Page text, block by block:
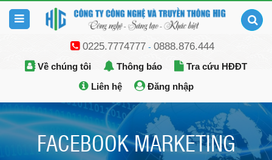
0225.7774777- 0888.876.444
Về chúng tôi Thông báo
Tra cứu HĐĐT
Liên hệ
Đăng nhập
FACEBOOK MARKETING